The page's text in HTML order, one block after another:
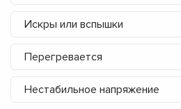
Искры или вспышки
Перегревается
Нестабильное напряжение